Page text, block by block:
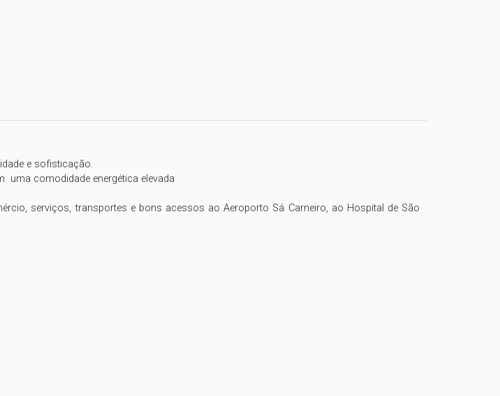
e sofisticação.
uma comodidade energética elevada
serviços, transportes e bons acessos ao Aeroporto Sá Carneiro, ao Hospital de São